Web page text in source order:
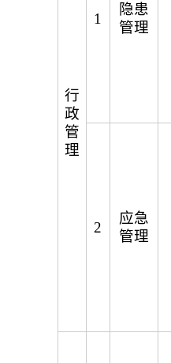
行
政
管
理
1
隐患
管理
2
应急
管理